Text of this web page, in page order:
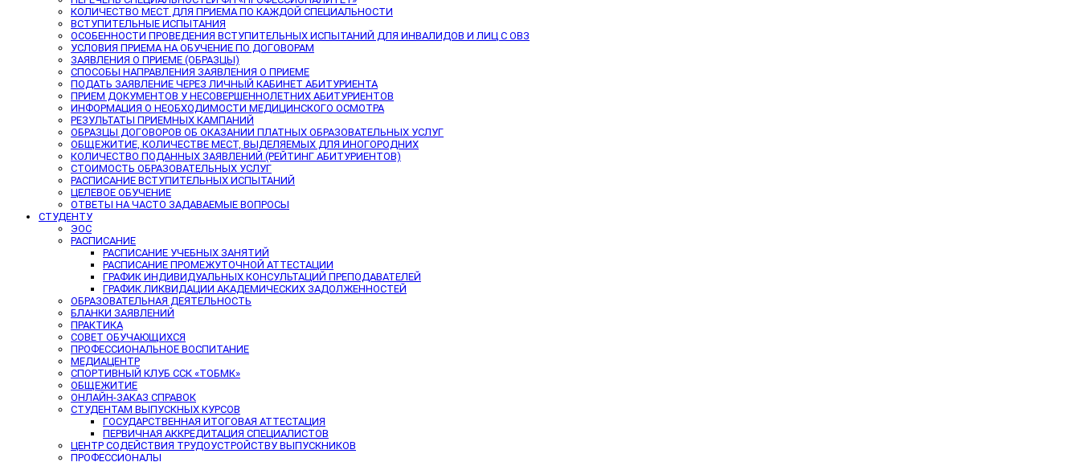
КОЛИЧЕСТВО МЕСТ ДЛЯ ПРИЕМА ПО КАЖДОЙ СПЕЦИАЛЬНОСТИ
ВСТУПИТЕЛЬНЫЕ ИСПЫТАНИЯ
ОСОБЕННОСТИ ПРОВЕДЕНИЯ ВСТУПИТЕЛЬНЫХ ИСПЫТАНИЙ ДЛЯ ИНВАЛИДОВ И ЛИЦ С ОВЗ
УСЛОВИЯ ПРИЕМА НА ОБУЧЕНИЕ ПО ДОГОВОРАМ
ЗАЯВЛЕНИЯ О ПРИЕМЕ (ОБРАЗЦЫ)
СПОСОБЫ НАПРАВЛЕНИЯ ЗАЯВЛЕНИЯ О ПРИЕМЕ
ПОДАТЬ ЗАЯВЛЕНИЕ ЧЕРЕЗ ЛИЧНЫЙ КАБИНЕТ АБИТУРИЕНТА
ПРИЕМ ДОКУМЕНТОВ У НЕСОВЕРШЕННОЛЕТНИХ АБИТУРИЕНТОВ
ИНФОРМАЦИЯ О НЕОБХОДИМОСТИ МЕДИЦИНСКОГО ОСМОТРА
РЕЗУЛЬТАТЫ ПРИЕМНЫХ КАМПАНИЙ
ОБРАЗЦЫ ДОГОВОРОВ ОБ ОКАЗАНИИ ПЛАТНЫХ ОБРАЗОВАТЕЛЬНЫХ УСЛУГ
ОБЩЕЖИТИЕ, КОЛИЧЕСТВЕ МЕСТ, ВЫДЕЛЯЕМЫХ ДЛЯ ИНОГОРОДНИХ
КОЛИЧЕСТВО ПОДАННЫХ ЗАЯВЛЕНИЙ (РЕЙТИНГ АБИТУРИЕНТОВ)
СТОИМОСТЬ ОБРАЗОВАТЕЛЬНЫХ УСЛУГ
РАСПИСАНИЕ ВСТУПИТЕЛЬНЫХ ИСПЫТАНИЙ
ЦЕЛЕВОЕ ОБУЧЕНИЕ
ОТВЕТЫ НА ЧАСТО ЗАДАВАЕМЫЕ ВОПРОСЫ
СТУДЕНТУ
ЭОС
РАСПИСАНИЕ
РАСПИСАНИЕ УЧЕБНЫХ ЗАНЯТИЙ
РАСПИСАНИЕ ПРОМЕЖУТОЧНОЙ АТТЕСТАЦИИ
ГРАФИК ИНДИВИДУАЛЬНЫХ КОНСУЛЬТАЦИЙ ПРЕПОДАВАТЕЛЕЙ
ГРАФИК ЛИКВИДАЦИИ АКАДЕМИЧЕСКИХ ЗАДОЛЖЕННОСТЕЙ
ОБРАЗОВАТЕЛЬНАЯ ДЕЯТЕЛЬНОСТЬ
БЛАНКИ ЗАЯВЛЕНИЙ
ПРАКТИКА
СОВЕТ ОБУЧАЮЩИХСЯ
ПРОФЕССИОНАЛЬНОЕ ВОСПИТАНИЕ
МЕДИАЦЕНТР
СПОРТИВНЫЙ КЛУБ ССК «ТОБМК»
ОБЩЕЖИТИЕ
ОНЛАЙН-ЗАКАЗ СПРАВОК
СТУДЕНТАМ ВЫПУСКНЫХ КУРСОВ
ГОСУДАРСТВЕННАЯ ИТОГОВАЯ АТТЕСТАЦИЯ
ПЕРВИЧНАЯ АККРЕДИТАЦИЯ СПЕЦИАЛИСТОВ
ЦЕНТР СОДЕЙСТВИЯ ТРУДОУСТРОЙСТВУ ВЫПУСКНИКОВ
ПРОФЕССИОНАЛЫ